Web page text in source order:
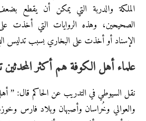
الملكة والدربة التي يمكن أن يقطع
الصحيحين، وهذه الروايات التي أخذت
الإسناد أو أخذت على البخاري بسبب تدليس
علماء أهل الكوفة هم أكثر المحدثين
نقل السيوطي في التدريب عن الحاكم قال: ”
والعوالي وخُراسان وأصبهان وبلاد فارس